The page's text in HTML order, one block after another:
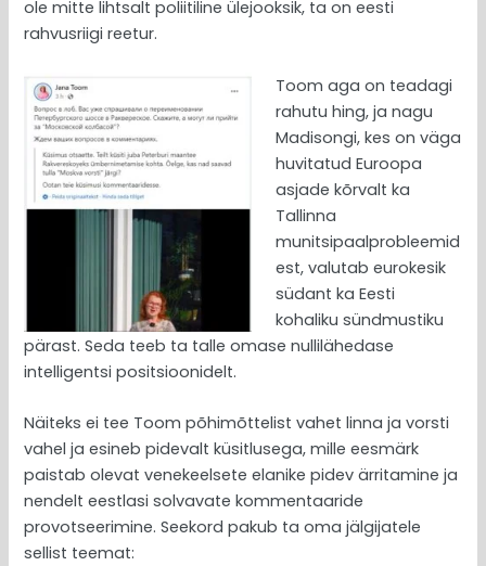
ole mitte lihtsalt poliitiline ülejooksik, ta on eesti
rahvusriigi reetur.
Toom aga on teadagi
rahutu hing, ja nagu
Madisongi, kes on väga
huvitatud Euroopa
asjade kõrvalt ka
Tallinna
munitsipaalprobleemid
est, valutab eurokesik
südant ka Eesti
kohaliku sündmustiku
pärast. Seda teeb ta talle omase nullilähedase
intelligentsi positsioonidelt.
Näiteks ei tee Toom põhimõttelist vahet linna ja vorsti
vahel ja esineb pidevalt küsitlusega, mille eesmärk
paistab olevat venekeelsete elanike pidev ärritamine ja
nendelt eestlasi solvavate kommentaaride
provotseerimine. Seekord pakub ta oma jälgijatele
sellist teemat: